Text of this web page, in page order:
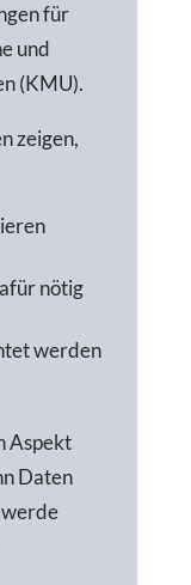
für
und
(KMU).
zeigen,
nötig
werden
Aspekt
Daten